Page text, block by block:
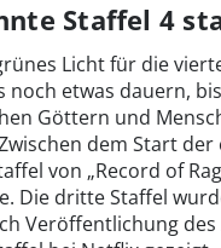
Staffel 4
Licht für die
noch etwas dauern,
Göttern und
dem Start
von „Record of
Die dritte Staffel
Veröffentlichung des